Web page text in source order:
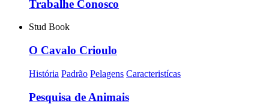
Trabalhe Conosco
Stud Book
O Cavalo Crioulo
História Padrão Pelagens Caracteristícas
Pesquisa de Animais